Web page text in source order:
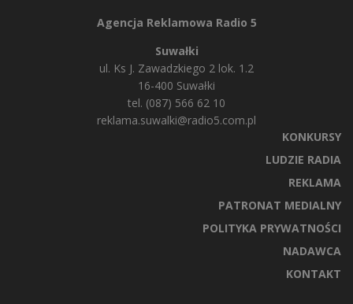
Agencja Reklamowa Radio 5
Suwałki
ul. Ks J. Zawadzkiego 2 lok. 1.2
16-400 Suwałki
tel. (087) 566 62 10
reklama.suwalki@radio5.com.pl
KONKURSY
LUDZIE RADIA
REKLAMA
PATRONAT MEDIALNY
POLITYKA PRYWATNOŚCI
NADAWCA
KONTAKT